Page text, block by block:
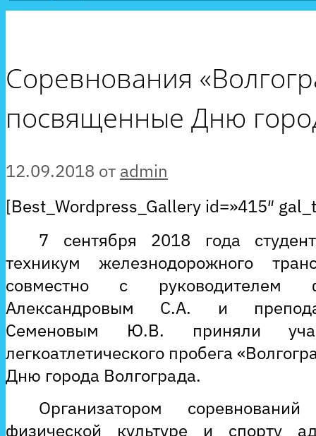
Соревнования
посвященные Дню
12.09.2018 от admin
[Best_Wordpress_Gallery id=»415″
7 сентября 2018 года
техникум железнодорожного
совместно с руководителем
Александровым С.А. и
Семеновым Ю.В. приняли
легкоатлетического пробега
Дню города Волгограда.
Организатором
физической культуре и спорту